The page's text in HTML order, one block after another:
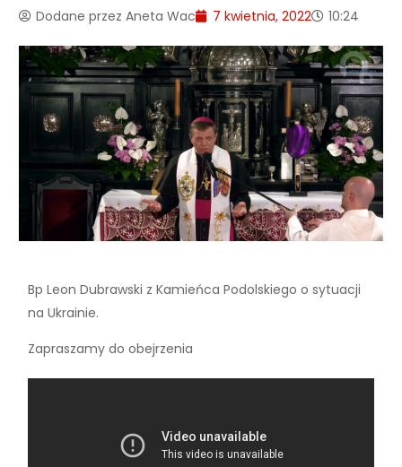
Dodane przez Aneta Wac 7 kwietnia, 2022 10:24
Bp Leon Dubrawski z Kamieńca Podolskiego o sytuacji
na Ukrainie.
Zapraszamy do obejrzenia